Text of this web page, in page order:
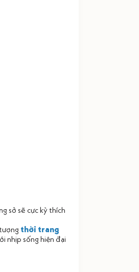
sở sẽ cực kỳ thích
thời trang
nhịp sống hiện đại